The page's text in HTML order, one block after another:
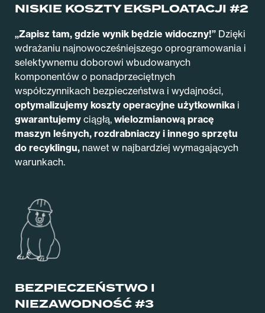
NISKIE KOSZTY EKSPLOATACJI #2
„Zapisz tam, gdzie wynik będzie widoczny!” Dzięki
wdrażaniu najnowocześniejszego oprogramowania i
selektywnemu doborowi wbudowanych
komponentów o ponadprzeciętnych
współczynnikach bezpieczeństwa i wydajności,
optymalizujemy koszty operacyjne użytkownika i
gwarantujemy ciągłą, wielozmianową pracę
maszyn leśnych, rozdrabniaczy i innego sprzętu
do recyklingu, nawet w najbardziej wymagających
warunkach.
BEZPIECZEŃSTWO I
NIEZAWODNOŚĆ #3